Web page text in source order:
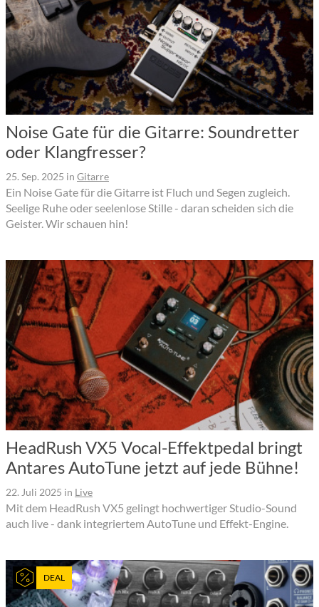
Noise Gate für die Gitarre: Soundretter
oder Klangfresser?
25. Sep. 2025 in Gitarre
Ein Noise Gate für die Gitarre ist Fluch und Segen zugleich.
Seelige Ruhe oder seelenlose Stille - daran scheiden sich die
Geister. Wir schauen hin!
HeadRush VX5 Vocal-Effektpedal bringt
Antares AutoTune jetzt auf jede Bühne!
22. Juli 2025 in Live
Mit dem HeadRush VX5 gelingt hochwertiger Studio-Sound
auch live - dank integriertem AutoTune und Effekt-Engine.
DEAL